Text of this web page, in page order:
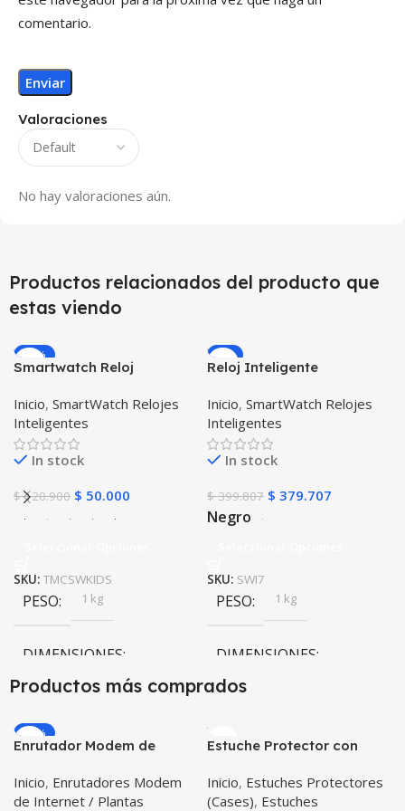
Valoraciones
No hay valoraciones aún.
comentario.
Productos relacionados del producto que
estas viendo
-59%
Smartwatch Reloj
GPS Ubicar Niños SOS
Inicio, SmartWatch Relojes
Inteligentes
In stock
$120.900 $ 50.000
SKU: TMCSWKIDS
PESO 1 kg
DIMENSIONES
COLOR
Negro,Azul , Verde ,Rosa
-5%
Reloj Inteligente
Incluye Pulso y Estuche
protector – GPS
Inicio, SmartWatch Relojes
Inteligentes
In stock
$399.807 $ 379.707
Negro
SKU: SWI7
PESO 1 kg
DIMENSIONES
COLOR Negro ,Rosa
PULSO ADICIONAL
Productos más comprados
-20%
Enrutador Modem de
Libre Todo Operador 4G
LTE SIMCARD
Inicio, Enrutadores Modem
de Internet / Plantas
Estuche Protector con
Tablet Samsung Galaxy
Tab A8 10.5 2021 – 2022
Inicio, Estuches Protectores
(Cases), Estuches